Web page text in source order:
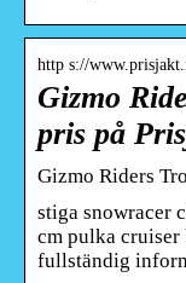
http s://
Gizmo
pris på
Gizmo Riders
stiga snowracer
cm pulka cruiser
fullständig